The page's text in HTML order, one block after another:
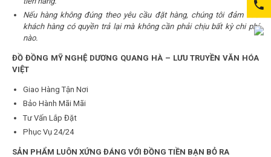
Nếu hàng không đúng theo yêu cầu đặt hàng, chúng tôi đảm bảo
khách hàng có quyền trả lại mà không cần phải chịu bất kỳ chi phí
nào.
ĐỒ ĐỒNG MỸ NGHỆ DƯƠNG QUANG HÀ – LƯU TRUYỀN VĂN HÓA
VIỆT
Giao Hàng Tận Nơi
Bảo Hành Mãi Mãi
Tư Vấn Lắp Đặt
Phục Vụ 24/24
SẢN PHẨM LUÔN XỨNG ĐÁNG VỚI ĐỒNG TIỀN BẠN BỎ RA